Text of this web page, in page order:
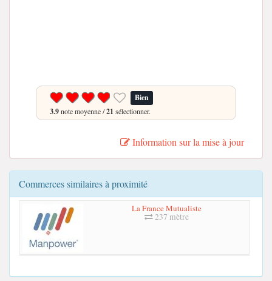
Bien
3.9note moyenne /21 sélectionner.
Information sur la mise à jour
Commerces similaires à proximité
La France Mutualiste
237 mètre